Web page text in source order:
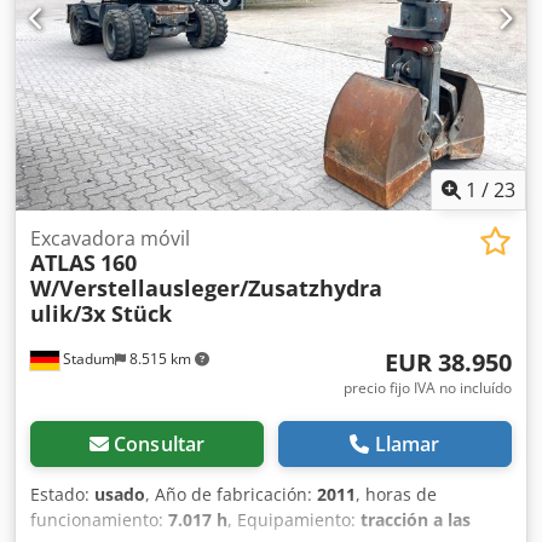
oficiales de Westtech. Somos distribuidores y proveedores
de servicios oficiales de máquinas de construcción JCB.
Somos distribuidores y proveedores de servicios oficiales
de Mercedes-Benz. Somos distribuidores y proveedores de
servicios oficiales de Iveco. Además, con 800 vehículos
usados, somos uno de los mayores concesionarios de
vehículos comerciales en Alemania. Codpfsznrr Eox Afkorf
Salvo error u omisión. Venta sujeta a disponibilidad. N.º
interno: JW10GC = Información adicional = Uso previsto:
Construcción Peso en vacío: 336 kg Póngase en contacto
con Marius Herden para obtener más información.
1 /23
Stadum 8.515 km
Excavadora móvil
ATLAS 160
W/Verstellausleger/Zusatzhydra
ulik/3x Stück
EUR 38.950
precio fijo IVA no incluído
Consultar Llamar
Estado: usado, Año de fabricación: 2011, horas de
funcionamiento: 7.017 h, Equipamiento: tracción a las